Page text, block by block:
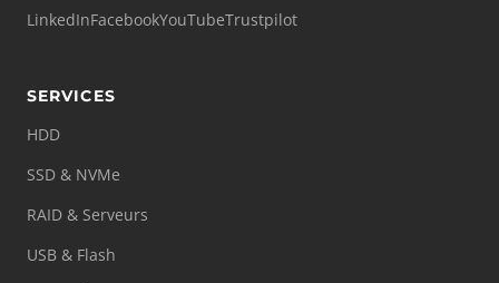
LinkedInFacebookYouTubeTrustpilot
SERVICES
HDD
SSD & NVMe
RAID & Serveurs
USB & Flash